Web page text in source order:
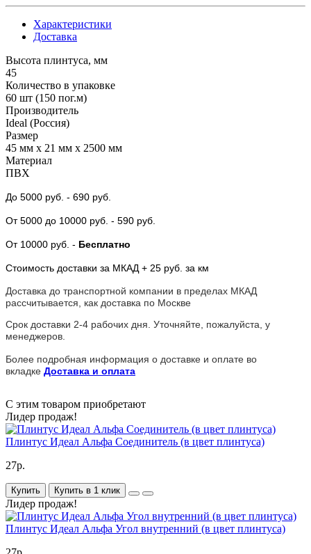
Характеристики
Доставка
Высота плинтуса, мм
45
Количество в упаковке
60 шт (150 пог.м)
Производитель
Ideal (Россия)
Размер
45 мм х 21 мм х 2500 мм
Материал
ПВХ
До 5000 руб. - 690 руб.
От 5000 до 10000 руб. - 590 руб.
От 10000 руб. - Бесплатно
Стоимость доставки за МКАД + 25 руб. за км
Доставка до транспортной компании в пределах МКАД
рассчитывается, как доставка по Москве
Срок доставки 2-4 рабочих дня. Уточняйте, пожалуйста, у
менеджеров.
Более подробная информация о доставке и оплате во
вкладке Доставка и оплата
С этим товаром приобретают
Лидер продаж!
Плинтус Идеал Альфа Соединитель (в цвет плинтуса)
27р.
Купить Купить в 1 клик
Лидер продаж!
Плинтус Идеал Альфа Угол внутренний (в цвет плинтуса)